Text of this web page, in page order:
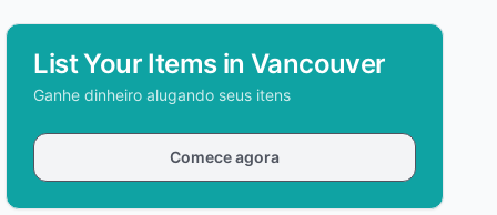
List Your Items in Vancouver
Ganhe dinheiro alugando seus itens
Comece agora